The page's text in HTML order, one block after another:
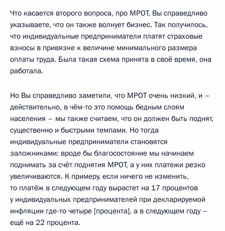
Что касается второго вопроса, про МРОТ, Вы справедливо
указываете, что он также волнует бизнес. Так получилось,
что индивидуальные предприниматели платят страховые
взносы в привязке к величине минимального размера
оплаты труда. Была такая схема принята в своё время, она
работала.
Но Вы справедливо заметили, что МРОТ очень низкий, и –
действительно, в чём-то это помощь бедным слоям
населения – мы также считаем, что он должен быть поднят,
существенно и быстрыми темпами. Но тогда
индивидуальные предприниматели становятся
заложниками: вроде бы благосостояние мы начинаем
поднимать за счёт поднятия МРОТ, а у них платежи резко
увеличиваются. К примеру, если ничего не изменить,
то платёж в следующем году вырастет на 17 процентов
у индивидуальных предпринимателей при декларируемой
инфляции где-то четыре [процента], а в следующем году –
ещё на 22 процента.